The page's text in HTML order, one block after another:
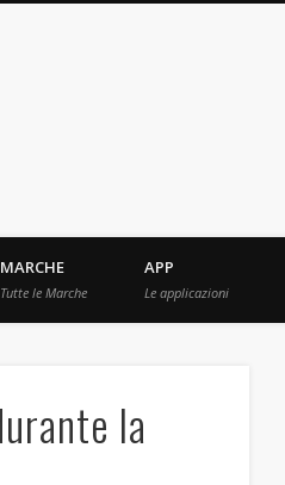
MARCHE
Tutte le Marche
APP
Le applicazioni
la